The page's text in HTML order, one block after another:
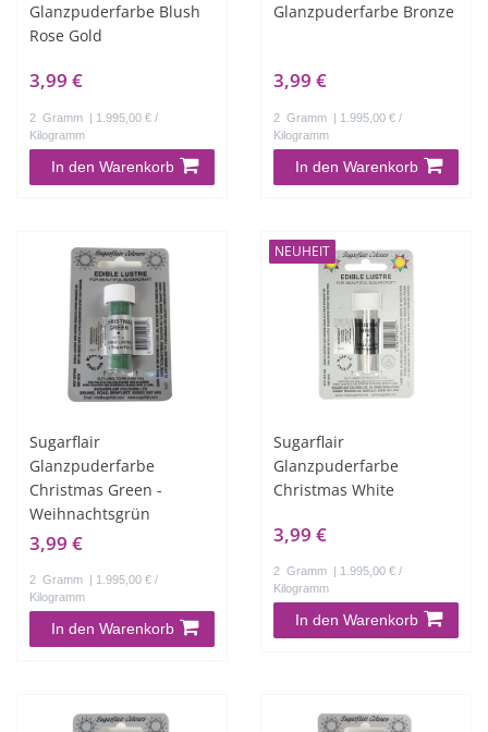
Glanzpuderfarbe Blush
Rose Gold
3,99 €
2 Gramm
| 1.995,00 € /
Kilogramm
In den Warenkorb
Glanzpuderfarbe Bronze
3,99 €
2 Gramm
| 1.995,00 € /
Kilogramm
In den Warenkorb
Sugarflair
Glanzpuderfarbe
Christmas Green -
Weihnachtsgrün
3,99 €
2 Gramm
| 1.995,00 € /
Kilogramm
In den Warenkorb
NEUHEIT
Sugarflair
Glanzpuderfarbe
Christmas White
3,99 €
2 Gramm
| 1.995,00 € /
Kilogramm
In den Warenkorb